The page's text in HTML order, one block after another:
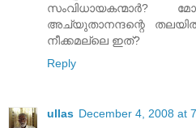
സംവിധായകന്മാർ?
അച്യുതാനന്ദന്റെ
നീക്കമല്ലെ ഇത്?
Reply
ullas December 4, 2008 at